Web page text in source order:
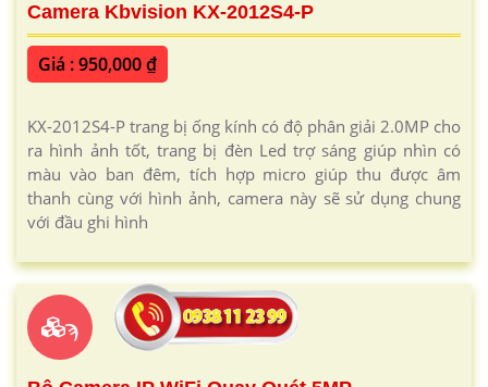
Camera Kbvision KX-2012S4-P
Giá : 950,000 ₫
KX-2012S4-P trang bị ống kính có độ phân giải 2.0MP cho
ra hình ảnh tốt, trang bị đèn Led trợ sáng giúp nhìn có
màu vào ban đêm, tích hợp micro giúp thu được âm
thanh cùng với hình ảnh, camera này sẽ sử dụng chung
với đầu ghi hình
ϡ